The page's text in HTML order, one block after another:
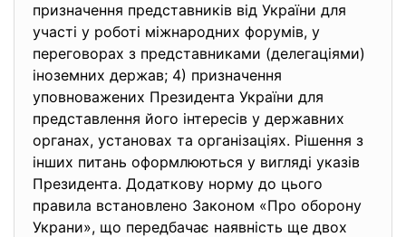
призначення представників від України для
участі у роботі міжнародних форумів, у
переговорах з представниками (делегаціями)
іноземних держав; 4) призначення
уповноважених Президента України для
представлення його інтересів у державних
органах, установах та організаціях. Рішення з
інших питань оформлюються у вигляді указів
Президента. Додаткову норму до цього
правила встановлено Законом «Про оборону
Украни», що передбачає наявність ще двох